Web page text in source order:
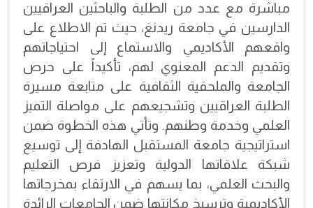
مباشرة مع عدد من الطلبة والباحثين العراقيين
الدارسين في جامعة ريدنغ، حيث تم الاطلاع على
واقعهم الأكاديمي والاستماع إلى احتياجاتهم
وتقديم الدعم المعنوي لهم، تأكيداً على حرص
الجامعة والملحقية الثقافية على متابعة مسيرة
الطلبة العراقيين وتشجيعهم على مواصلة التميز
العلمي وخدمة وطنهم. وتأتي هذه الخطوة ضمن
استراتيجية جامعة المستقبل الهادفة إلى توسيع
شبكة علاقاتها الدولية وتعزيز فرص التعليم
والبحث العلمي، بما يسهم في الارتقاء بمخرجاتها
الأكاديمية وترسيخ مكانتها ضمن الجامعات الرائدة